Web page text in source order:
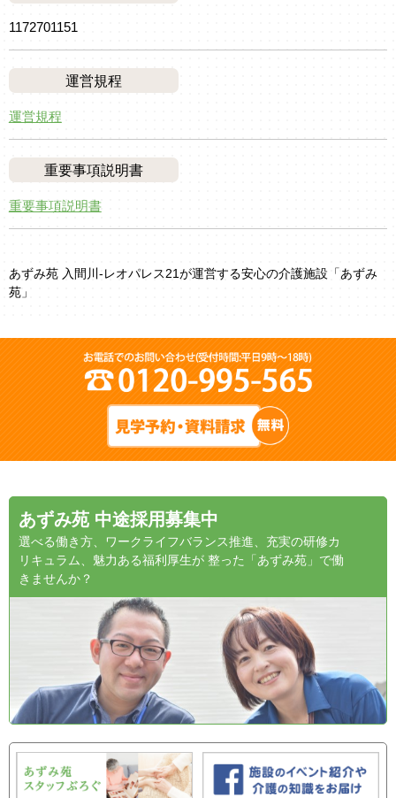
1172701151
運営規程
運営規程
重要事項説明書
重要事項説明書
あずみ苑 入間川-レオパレス21が運営する安心の介護施設「あずみ
苑」
あずみ苑 中途採用募集中
選べる働き方、ワークライフバランス推進、充実の研修カ
リキュラム、魅力ある福利厚生が 整った「あずみ苑」で働
きませんか？